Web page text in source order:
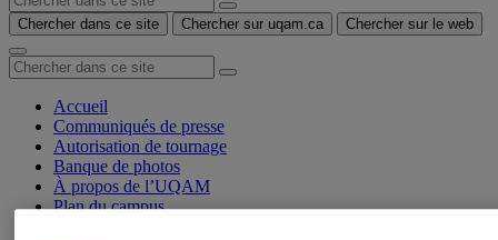
Chercher dans ce site Chercher sur uqam.ca Chercher sur le web
Accueil
Communiqués de presse
Autorisation de tournage
Banque de photos
À propos de l’UQAM
Plan du campus